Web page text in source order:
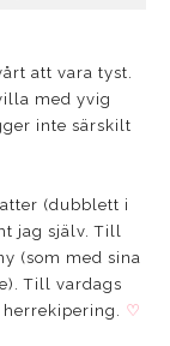
att vara tyst.
med yvig
inte särskilt
(dubblett i
jag själv. Till
(som med sina
Till vardags
♡